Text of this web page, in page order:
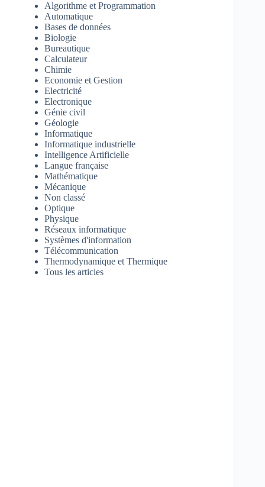
Algorithme et Programmation
Automatique
Bases de données
Biologie
Bureautique
Calculateur
Chimie
Economie et Gestion
Electricité
Electronique
Génie civil
Géologie
Informatique
Informatique industrielle
Intelligence Artificielle
Langue française
Mathématique
Mécanique
Non classé
Optique
Physique
Réseaux informatique
Systèmes d'information
Télécommunication
Thermodynamique et Thermique
Tous les articles